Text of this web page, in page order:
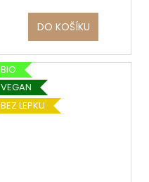
DO KOŠÍKU
BIO
VEGAN
BEZ LEPKU